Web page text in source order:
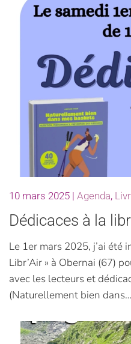
10 mars 2025 | Agenda,
Dédicaces à la
Le 1er mars 2025, j’ai été
Libr’Air » à Obernai (67)
avec les lecteurs et
(Naturellement bien dans…